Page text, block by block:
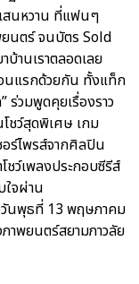
นหวาน ที่แฟนๆ
นตร์ จนบัตร Sold
านเราตลอดเลย
นแรกด้วยกัน ทั้งแท็ก
วมพูดคุยเรื่องราว
ชว์สุดพิเศษ เกม
ร์ไพรส์จากศิลปิน
ชว์เพลงประกอบซีรีส์
ใจผ่าน
นพุธที่ 13 พฤษภาคม
าพยนตร์สยามภาวลัย